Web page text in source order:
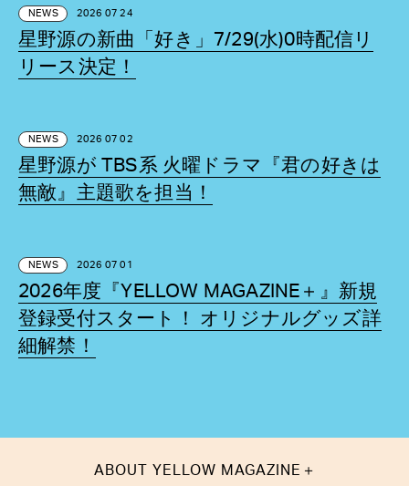
NEWS 2026 07 24
星野源の新曲「好き」7/29(水)0時配信リ
リース決定！
NEWS 2026 07 02
星野源が TBS系 火曜ドラマ『君の好きは
無敵』主題歌を担当！
NEWS 2026 07 01
2026年度『YELLOW MAGAZINE＋』新規
登録受付スタート！ オリジナルグッズ詳
細解禁！
ABOUT YELLOW MAGAZINE ＋